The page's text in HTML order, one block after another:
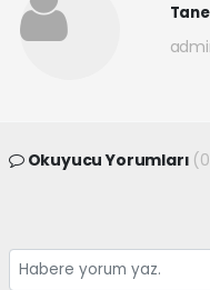
Okuyucu Yorumları